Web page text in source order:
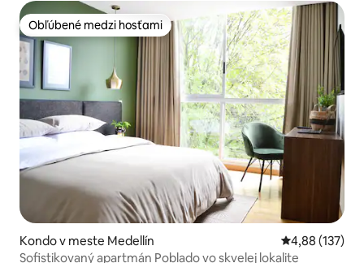
Obľúbené medzi hosťami
Obľúbené medzi hosťami
Kondo v meste Medellín Priemerné
4,88 (137)
Sofistikovaný apartmán Poblado vo skvelej lokalite